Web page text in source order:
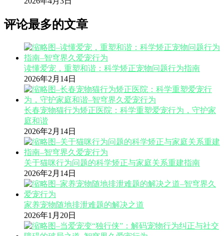
评论最多的文章
读懂爱宠，重塑和谐：科学矫正宠物问题行为指南
2026年2月14日
长春宠物猫行为矫正医院：科学重塑爱宠行为，守护家
庭和谐
2026年2月14日
关于猫咪行为问题的科学矫正与家庭关系重建指南
2026年2月14日
家养宠物随地排泄难题的解决之道
2026年1月20日